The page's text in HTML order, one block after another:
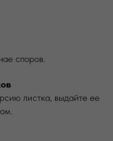
споров.
листка, выдайте ее